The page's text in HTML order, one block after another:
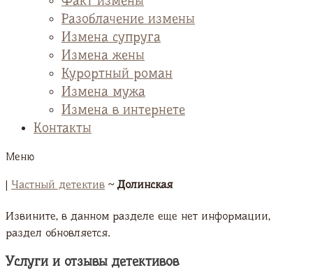
Разоблачение измены
Измена супруга
Измена жены
Курортный роман
Измена мужа
Измена в интернете
Контакты
Меню
| Частный детектив ~Долинская
Извините, в данном разделе еще нет информации,
раздел обновляется.
Услуги и отзывы детективов